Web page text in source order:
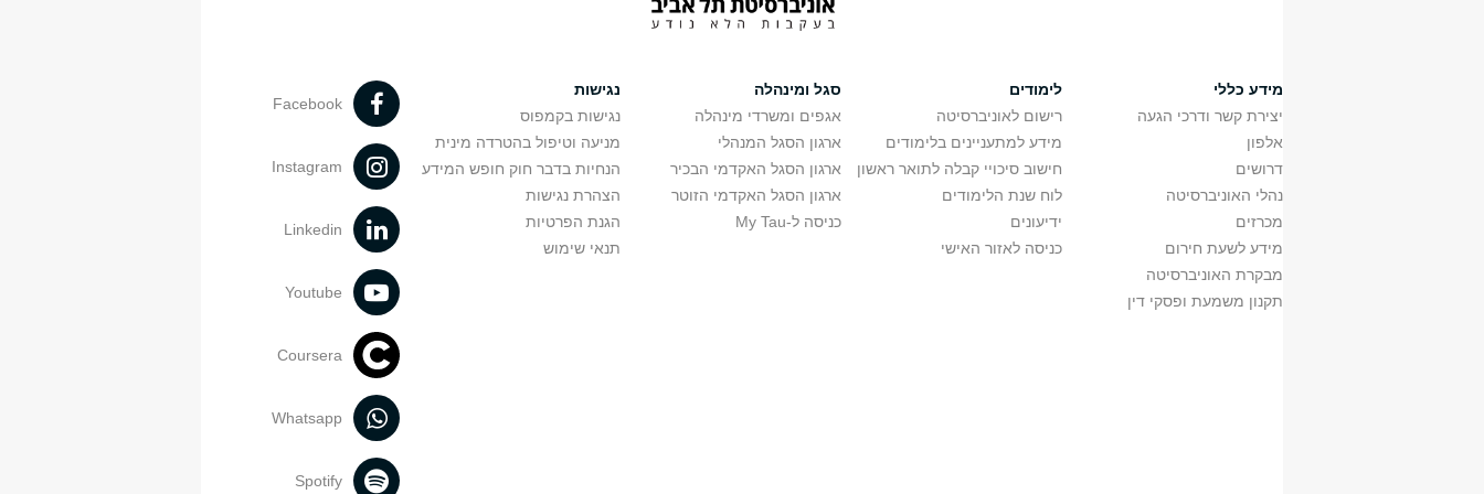
מידע כללי
יצירת קשר ודרכי הגעה
אלפון
דרושים
נהלי האוניברסיטה
מכרזים
מידע לשעת חירום
מבקרת האוניברסיטה
תקנון משמעת ופסקי דין
לימודים
רישום לאוניברסיטה
מידע למתעניינים בלימודים
חישוב סיכויי קבלה לתואר ראשון
לוח שנת הלימודים
ידיעונים
כניסה לאזור האישי
סגל ומינהלה
אגפים ומשרדי מינהלה
ארגון הסגל המנהלי
ארגון הסגל האקדמי הבכיר
ארגון הסגל האקדמי הזוטר
כניסה ל-My Tau
נגישות
נגישות בקמפוס
מניעה וטיפול בהטרדה מינית
הנחיות בדבר חוק חופש המידע
הצהרת נגישות
הגנת הפרטיות
תנאי שימוש
Facebook
Instagram
Linkedin
Youtube
Coursera
Whatsapp
Spotify